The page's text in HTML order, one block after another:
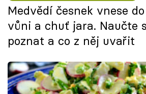
Medvědí česnek vnese
vůni a chuť jara. Naučte
poznat a co z něj uvařit